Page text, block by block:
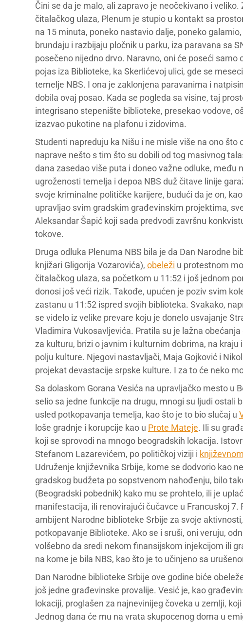
Čini se da je malo, ali zapravo je neočekivano i
čitalačkog ulaza, Plenum je stupio u kontakt sa
na 15 minuta, poneko nastavio dalje, poneko
brundaju i razbijaju pločnik u parku, iza paravana sa
posečeno nijedno drvo. Naravno, oni će poseći
pojas iza Biblioteke, ka Skerlićevoj ulici, gde se
temelje NBS. I ona je zaklonjena paravanima i
dobila ovaj posao. Kada se pogleda sa visine, taj
integrisano stepenište biblioteke, presekao vodove,
izazvao pukotine na plafonu i zidovima.
Studenti napreduju ka Nišu i ne misle više na ono
naprave nešto s tim što su dobili od tog masivnog
dana zasedao više puta i doneo važne odluke, među
ugroženosti temelja i depoa NBS duž čitave linije
svoje kriminalne političke karijere, budući da je on,
upravljao svim gradskim građevinskim projektima,
Aleksandar Šapić koji sada predvodi završnu
tokove.
Druga odluka Plenuma NBS bila je da Dan Narodne
knjižari Gligorija Vozarovića), obeleži u protestnom
čitalačkog ulaza, sa početkom u 11:52 i još jednom
donosi još veći rizik. Takođe, upućen je poziv svim
zastanu u 11:52 ispred svojih biblioteka. Svakako,
se videlo iz velike prevare koju je donelo usvajanje
Vladimira Vukosavljevića. Pratila su je lažna
za kulturu, brizi o javnim i kulturnim dobrima, na
polju kulture. Njegovi nastavljači, Maja Gojković i
projekat devastacije srpske kulture. I za to će neko
Sa dolaskom Gorana Vesića na upravljačko mesto u
selio sa jedne funkcije na drugu, mnogi su ljudi ostali
usled potkopavanja temelja, kao što je to bio slučaj u
loše gradnje i korupcije kao u Prote Mateje. Ili su
koji se sprovodi na mnogo beogradskih lokacija.
Stefanom Lazarevićem, po političkoj viziji i književnom
Udruženje književnika Srbije, kome se dodvorio kao
gradskog budžeta po sopstvenom nahođenju, bilo
(Beogradski pobednik) kako mu se prohtelo, ili je
manifestacija, ili renovirajući čučavce u Francuskoj 7.
ambijent Narodne biblioteke Srbije za svoje
potkopavanje Biblioteke. Ako se i sruši, oni veruju,
volšebno da sredi nekom finansijskom injekcijom ili
na kome je bila NBS, kao što je to učinjeno sa
Dan Narodne biblioteke Srbije ove godine biće
još jedne građevinske provalije. Vesić je, kao
lokaciji, proglašen za najnevinijeg čoveka u zemlji,
Jednog dana će mu na vrata skupocenog doma u